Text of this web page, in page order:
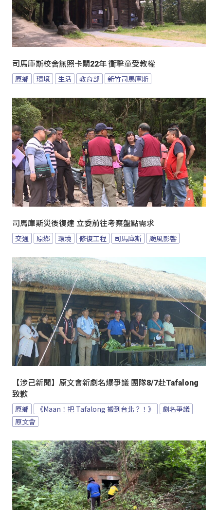
司馬庫斯校舍無照卡關22年 衝擊童受教權
原鄉 環境 生活 教育部 新竹司馬庫斯
司馬庫斯災後復建 立委前往考察盤點需求
交通 原鄉 環境 修復工程 司馬庫斯 颱風影響
【涉己新聞】原文會新劇名爆爭議 團隊8/7赴Tafalong
致歉
原鄉 《Maan！把 Tafalong 搬到台北？！》
劇名爭議
原文會